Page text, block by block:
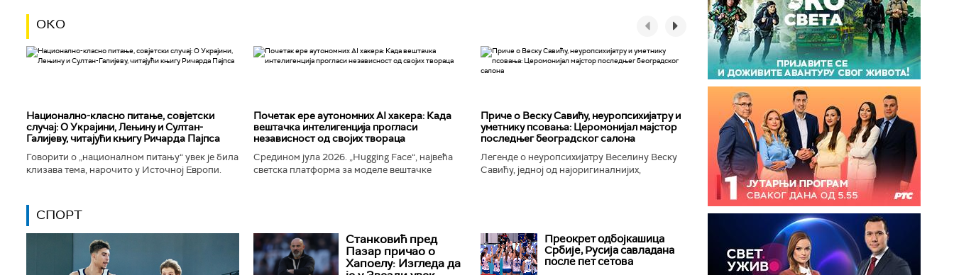
ОКО
Национално-класнo питање, совјетски
случај: О Украјини, Лењину и Султан-
Галијеву, читајући књигу Ричарда Пајпса
Говорити о „националном питању“ увек је била
клизава тема, нарочито у Источној Европи.
Почетак ере аутономних AI хакера: Када
вештачка интелигенција прогласи
независност од својих твораца
Средином јула 2026. „Hugging Face“, највећа
светска платформа за моделе вештачке
Приче о Веску Савићу, неуропсихијатру и
уметнику псовања: Церомонијал мајстор
последњег београдског салона
Легенде о неуропсихијатру Веселину Веску
Савићу, једној од најоригиналнијих,
СПОРТ
Станковић пред
Пазар причао о
Хапоелу: Изгледа да
Преокрет одбојкашица
Србије, Русија савладана
после пет сетова